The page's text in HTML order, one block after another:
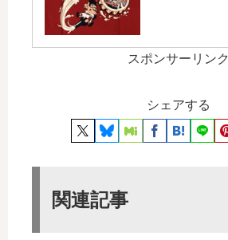
スポンサーリンク
シェアする
関連記事